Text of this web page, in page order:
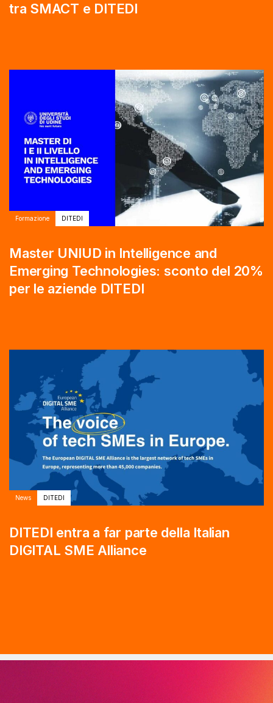
tra SMACT e DITEDI
Formazione DITEDI
Master UNIUD in Intelligence and
Emerging Technologies: sconto del 20%
per le aziende DITEDI
News DITEDI
DITEDI entra a far parte della Italian
DIGITAL SME Alliance